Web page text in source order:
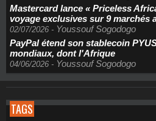
Mastercard lance « Priceless
voyage exclusives sur 9 marchés
02/07/2026 - Youssouf Sogodogo
PayPal étend son stablecoin
mondiaux, dont l'Afrique
04/06/2026 - Youssouf Sogodogo
TAGS